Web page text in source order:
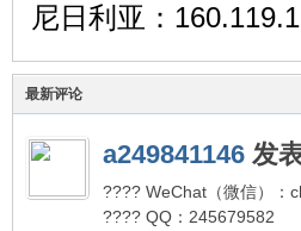
尼日利亚：
最新评论
a249841146 发
???? WeChat（微信）：
???? QQ：245679582